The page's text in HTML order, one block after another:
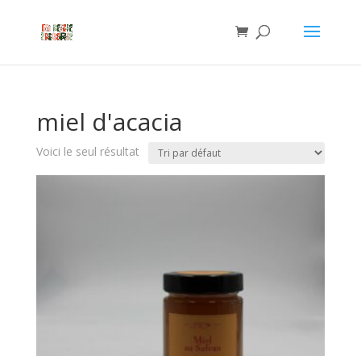
miel d'acacia
Voici le seul résultat